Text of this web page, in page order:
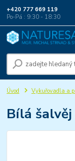
+420 777 669 119
Po-Pá : 9:30 - 18:30
Úvod Vykuřovadla a
Bílá